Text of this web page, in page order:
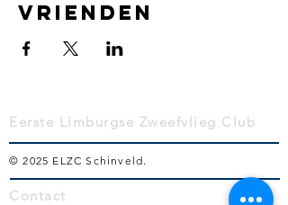
vrienden
Eerste Limburgse Zweefvlieg Club
© 2025 ELZC Schinveld.
Contact